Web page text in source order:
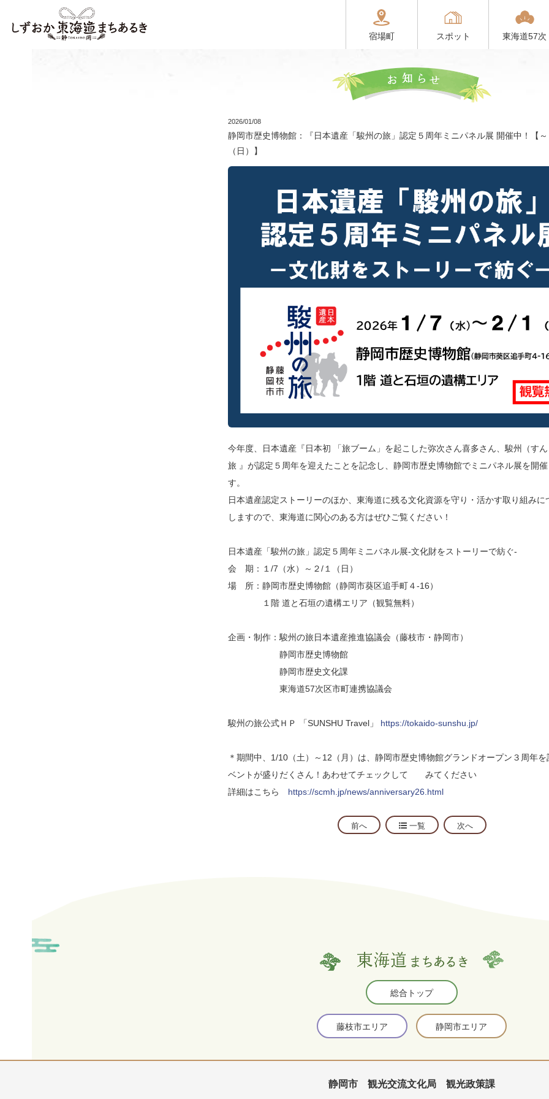
宿場町 スポット 東海道57次
2026/01/08
静岡市歴史博物館：『日本遺産「駿州の旅」認定５周年ミニパネル展 開催中！【～
（日）】
今年度、日本遺産『日本初 「旅ブーム」を起こした弥次さん喜多さん、駿州（す
旅 』が認定５周年を迎えたことを記念し、静岡市歴史博物館でミニパネル展を開催
す。
日本遺産認定ストーリーのほか、東海道に残る文化資源を守り・活かす取り組みに
しますので、東海道に関心のある方はぜひご覧ください！
日本遺産「駿州の旅」認定５周年ミニパネル展‐文化財をストーリーで紡ぐ‐
会 期：１/7（水）～２/１（日）
場 所：静岡市歴史博物館（静岡市葵区追手町４‐16）
１階 道と石垣の遺構エリア（観覧無料）
企画・制作：駿州の旅日本遺産推進協議会（藤枝市・静岡市）
静岡市歴史博物館
静岡市歴史文化課
東海道57次区市町連携協議会
駿州の旅公式ＨＰ 「SUNSHU Travel」 https://tokaido-sunshu.jp/
＊期間中、1/10（土）～12（月）は、静岡市歴史博物館グランドオープン３周年を
ベントが盛りだくさん！あわせてチェックして みてください
詳細はこちら https://scmh.jp/news/anniversary26.html
前へ 一覧 次へ
総合トップ
藤枝市エリア 静岡市エリア
静岡市 観光交流文化局 観光政策課